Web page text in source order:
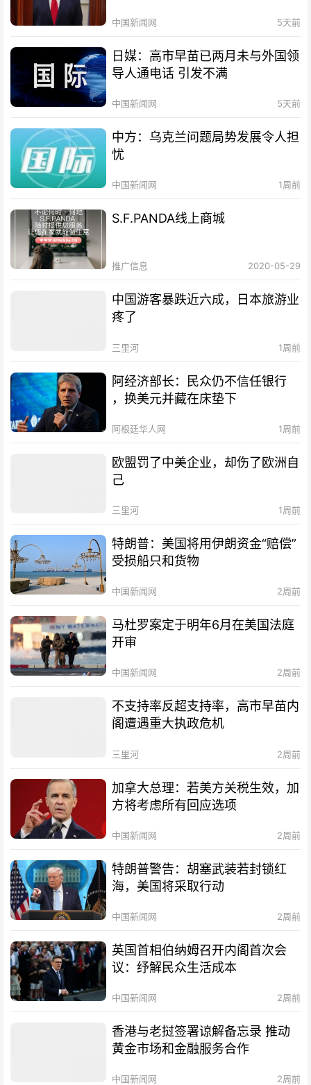
中国新闻网 5天前
日媒：高市早苗已两月未与外国领
导人通电话 引发不满
中国新闻网 5天前
中方：乌克兰问题局势发展令人担
忧
中国新闻网 1周前
S.F.PANDA线上商城
推广信息 2020-05-29
中国游客暴跌近六成，日本旅游业
疼了
三里河 1周前
阿经济部长：民众仍不信任银行
，换美元并藏在床垫下
阿根廷华人网 1周前
欧盟罚了中美企业，却伤了欧洲自
己
三里河 1周前
特朗普：美国将用伊朗资金“赔偿”
受损船只和货物
中国新闻网 2周前
马杜罗案定于明年6月在美国法庭
开审
中国新闻网 2周前
不支持率反超支持率，高市早苗内
阁遭遇重大执政危机
三里河 2周前
加拿大总理：若美方关税生效，加
方将考虑所有回应选项
中国新闻网 2周前
特朗普警告：胡塞武装若封锁红
海，美国将采取行动
中国新闻网 2周前
英国首相伯纳姆召开内阁首次会
议：纾解民众生活成本
中国新闻网 2周前
香港与老挝签署谅解备忘录 推动
黄金市场和金融服务合作
中国新闻网 2周前